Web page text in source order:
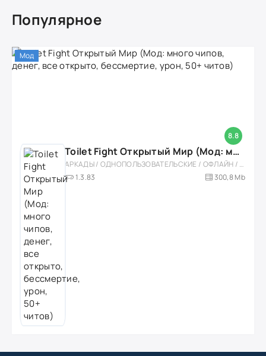
Популярное
8.8
Мод
Toilet Fight Открытый Мир (Мод: много чипов, денег, все открыто, бессмертие, урон, 50+ читов)
АРКАДЫ / ОДНОПОЛЬЗОВАТЕЛЬСКИЕ / ОФЛАЙН / МОД / РОЛЕВЫЕ / ШУТЕРЫ / ОТКРЫТЫЙ МИР / ВСТРОЕННЫЙ КЕШ / 3D / ЭКШЕНЫ / ТУАЛЕТНЫЕ ВОЙНЫ / ДЛЯ ДЕТЕЙ
1.3.83
300,8 Mb